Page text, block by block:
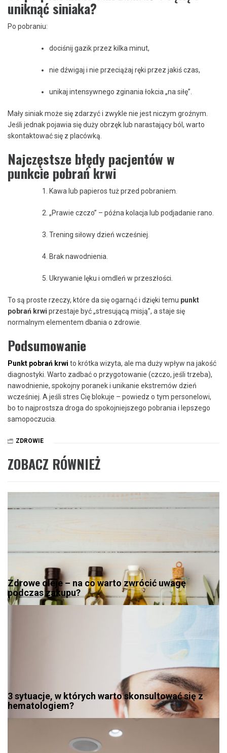
uniknąć siniaka?
Po pobraniu:
dociśnij gazik przez kilka minut,
nie dźwigaj i nie przeciążaj ręki przez jakiś czas,
unikaj intensywnego zginania łokcia „na siłę”.
Mały siniak może się zdarzyć i zwykle nie jest niczym groźnym.
Jeśli jednak pojawia się duży obrzęk lub narastający ból, warto
skontaktować się z placówką.
Najczęstsze błędy pacjentów w
punkcie pobrań krwi
Kawa lub papieros tuż przed pobraniem.
„Prawie czczo” – późna kolacja lub podjadanie rano.
Trening siłowy dzień wcześniej.
Brak nawodnienia.
Ukrywanie lęku i omdleń w przeszłości.
To są proste rzeczy, które da się ogarnąć i dzięki temu punkt
pobrań krwi przestaje być „stresującą misją”, a staje się
normalnym elementem dbania o zdrowie.
Podsumowanie
Punkt pobrań krwi to krótka wizyta, ale ma duży wpływ na jakość
diagnostyki. Warto zadbać o przygotowanie (czczo, jeśli trzeba),
nawodnienie, spokojny poranek i unikanie ekstremów dzień
wcześniej. A jeśli stres Cię blokuje – powiedz o tym personelowi,
bo to najprostsza droga do spokojniejszego pobrania i lepszego
samopoczucia.
ZDROWIE
ZOBACZ RÓWNIEŻ
Zdrowe oleje – na co warto zwrócić uwagę
podczas zakupu?
3 sytuacje, w których warto skonsultować się z
hematologiem?